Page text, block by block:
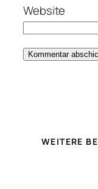
Website
WEITERE